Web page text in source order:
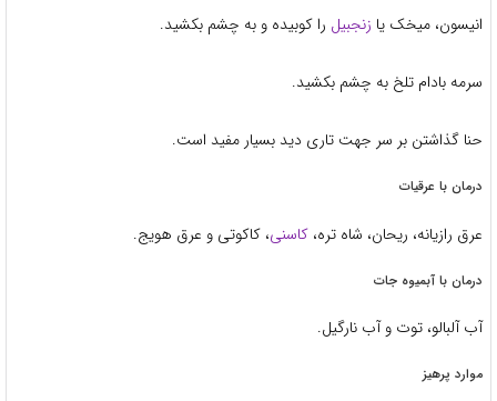
انیسون، میخک یا زنجبیل را کوبیده و به چشم بکشید.
سرمه بادام تلخ به چشم بکشید.
حنا گذاشتن بر سر جهت تاری دید بسیار مفید است.
درمان با عرقیات
عرق رازیانه، ریحان، شاه تره، کاسنی، کاکوتی و عرق هویج.
درمان با آبمیوه جات
آب آلبالو، توت و آب نارگیل.
موارد پرهیز